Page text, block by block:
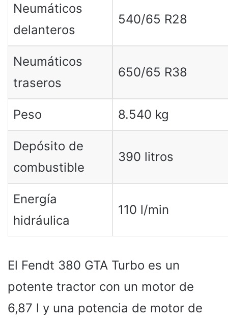
Neumáticos
delanteros
540/65 R28
Neumáticos
traseros
650/65 R38
Peso 8.540 kg
Depósito de
combustible
390 litros
Energía
hidráulica
110 l/min
El Fendt 380 GTA Turbo es un
potente tractor con un motor de
6,87 l y una potencia de motor de